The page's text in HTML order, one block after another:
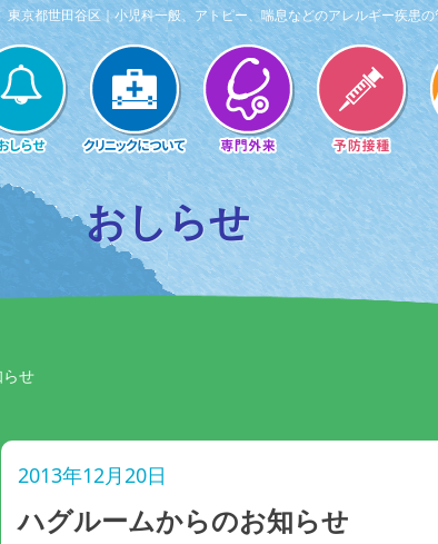
東京都世田谷区｜小児科一般、アトピー、喘息などのアレルギー疾患
おしらせ
せ
2013年12月20日
ハグルームからのお知らせ